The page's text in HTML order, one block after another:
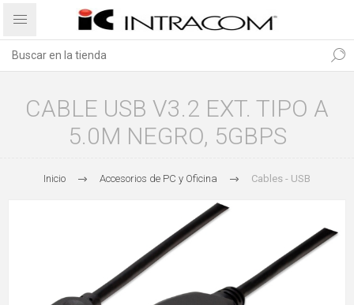
CABLE USB V3.2 EXT. TIPO A
5.0M NEGRO, 5GBPS
Inicio Accesorios de PC y Oficina Cables - USB